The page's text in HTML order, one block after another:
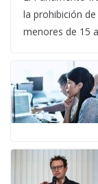
la prohibición
menores de 15